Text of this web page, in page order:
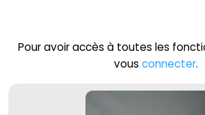
Pour avoir accès à toutes les
vous connecter.